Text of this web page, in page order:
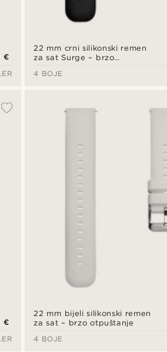
€
22 mm crni silikonski remen
za sat Surge – brzo
4 BOJE
€
22 mm bijeli silikonski remen
za sat – brzo otpuštanje
4 BOJE